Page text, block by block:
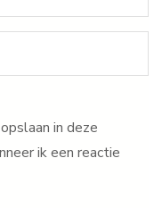
in deze
ik een reactie